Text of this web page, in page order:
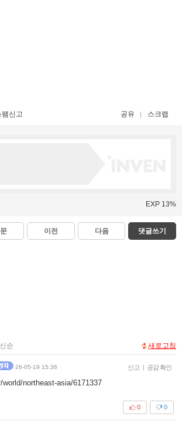
팸신고 공유 스크랩
EXP 13%
이전 다음 댓글쓰기
순 새로고침
26-05-19 15:36 신고 | 공감 확인
northeast-asia/6171337
0
0